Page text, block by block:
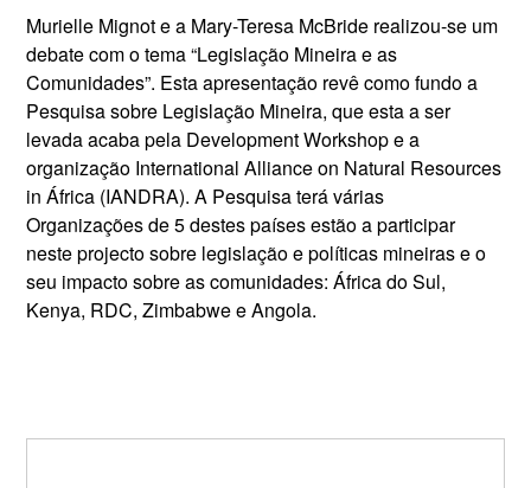
Murielle Mignot e a Mary-Teresa McBride realizou-se um
debate com o tema “Legislação Mineira e as
Comunidades”. Esta apresentação revê como fundo a
Pesquisa sobre Legislação Mineira, que esta a ser
levada acaba pela Development Workshop e a
organização International Alliance on Natural Resources
in África (IANDRA). A Pesquisa terá várias
Organizações de 5 destes países estão a participar
neste projecto sobre legislação e políticas mineiras e o
seu impacto sobre as comunidades: África do Sul,
Kenya, RDC, Zimbabwe e Angola.